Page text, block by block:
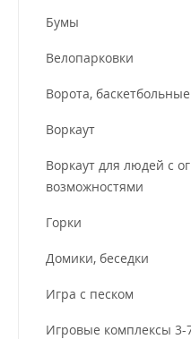
Бумы
Велопарковки
Ворота,
Воркаут
Воркаут для людей с
возможностями
Горки
Домики, беседки
Игра с песком
Игровые комплексы 3-